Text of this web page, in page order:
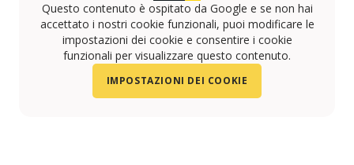
Questo contenuto è ospitato da Google e se non hai
accettato i nostri cookie funzionali, puoi modificare le
impostazioni dei cookie e consentire i cookie
funzionali per visualizzare questo contenuto.
IMPOSTAZIONI DEI COOKIE